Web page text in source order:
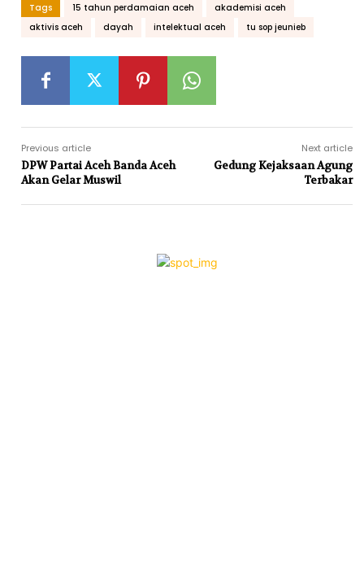
Tags 15 tahun perdamaian aceh
akademisi aceh
aktivis aceh
dayah intelektual aceh tu sop jeunieb
Previous article
DPW Partai Aceh Banda Aceh
Akan Gelar Muswil
Next article
Gedung Kejaksaan Agung
Terbakar